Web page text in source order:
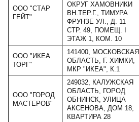
ООО "СТАР
ГЕЙТ"
ОКРУГ ХАМОВНИКИ
ВН.ТЕР.Г., ТИМУРА
ФРУНЗЕ УЛ., Д. 11
СТР. 49, ПОМЕЩ. I
ЭТАЖ 1, КОМ. 10
ООО "ИКЕА
ТОРГ"
141400, МОСКОВСКАЯ
ОБЛАСТЬ, Г. ХИМКИ,
МКР "ИКЕА", К.1
ООО "ГОРОД
МАСТЕРОВ"
249032, КАЛУЖСКАЯ
ОБЛАСТЬ, ГОРОД
ОБНИНСК, УЛИЦА
АКСЕНОВА, ДОМ 18,
КВАРТИРА 28